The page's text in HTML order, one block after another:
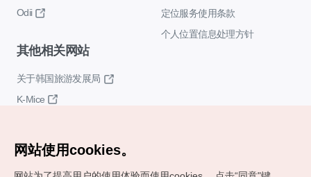
Odii
定位服务使用条款
个人位置信息处理方针
其他相关网站
关于韩国旅游发展局
K-Mice
网站使用cookies。